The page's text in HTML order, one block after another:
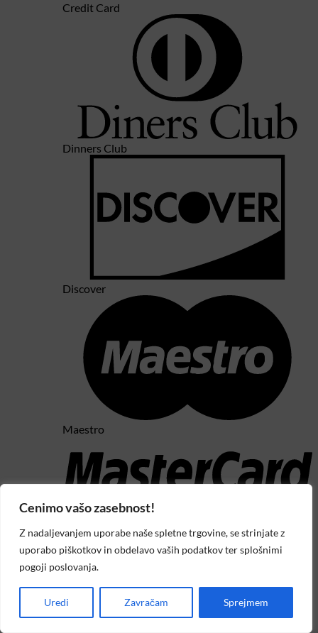
Cenimo vašo zasebnost!
Z nadaljevanjem uporabe naše spletne trgovine, se strinjate z
uporabo piškotkov in obdelavo vaših podatkov ter splošnimi
pogoji poslovanja.
Uredi Zavračam Sprejmem
Credit Card
Dinners Club
Discover
Maestro
MasterCard 2